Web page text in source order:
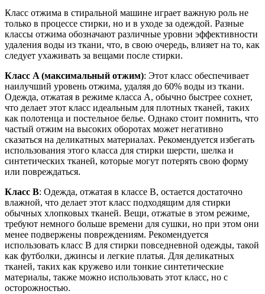
Класс отжима в стиральной машине играет важную роль не
только в процессе стирки, но и в уходе за одеждой. Разные
классы отжима обозначают различные уровни эффективности
удаления воды из ткани, что, в свою очередь, влияет на то, как
следует ухаживать за вещами после стирки.
Класс A (максимальный отжим): Этот класс обеспечивает
наилучший уровень отжима, удаляя до 60% воды из ткани.
Одежда, отжатая в режиме класса A, обычно быстрее сохнет,
что делает этот класс идеальным для плотных тканей, таких
как полотенца и постельное белье. Однако стоит помнить, что
частый отжим на высоких оборотах может негативно
сказаться на деликатных материалах. Рекомендуется избегать
использования этого класса для стирки шерсти, шелка и
синтетических тканей, которые могут потерять свою форму
или повреждаться.
Класс B: Одежда, отжатая в классе B, остается достаточно
влажной, что делает этот класс подходящим для стирки
обычных хлопковых тканей. Вещи, отжатые в этом режиме,
требуют немного больше времени для сушки, но при этом они
менее подвержены повреждениям. Рекомендуется
использовать класс B для стирки повседневной одежды, такой
как футболки, джинсы и легкие платья. Для деликатных
тканей, таких как кружево или тонкие синтетические
материалы, также можно использовать этот класс, но с
осторожностью.